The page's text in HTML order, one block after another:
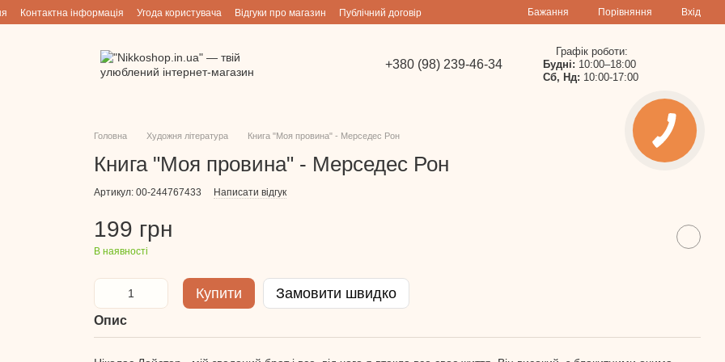
Контактна інформація Угода користувача Відгуки про магазин Публічний договір Бажання Порівняння Вхід
+380 (98) 239-46-34
Графік роботи:
Будні: 10:00–18:00
Сб, Нд: 10:00-17:00
Головна Художня література Книга "Моя провина" - Мерседес Рон
Книга "Моя провина" - Мерседес Рон
Артикул: 00-244767433 Написати відгук
199 грн
В наявності
Купити Замовити швидко
Опис